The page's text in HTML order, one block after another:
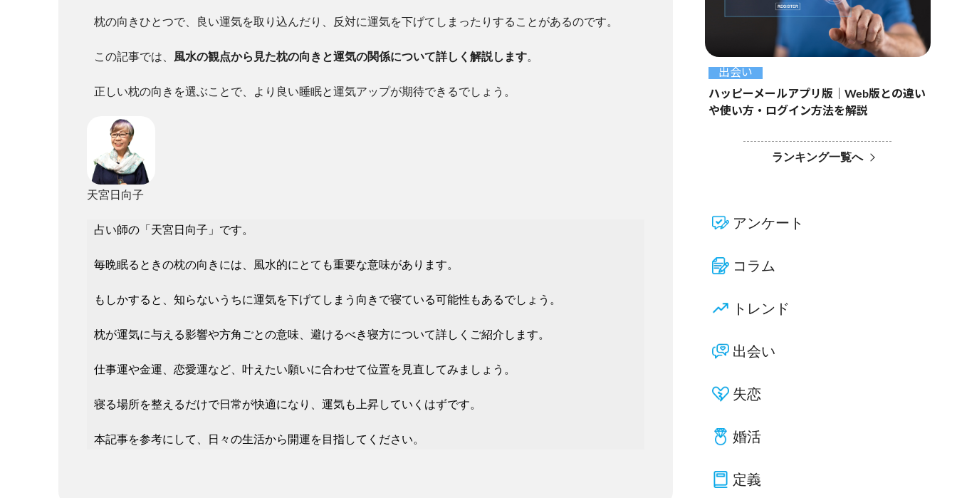
枕の向きひとつで、良い運気を取り込んだり、反対に運気を下げてしまったりすることがあるのです。
この記事では、 風水の観点から見た枕の向きと運気の関係について詳しく解説します。
正しい枕の向きを選ぶことで、より良い睡眠と運気アップが期待できるでしょう。
天宮日向子
占い師の「天宮日向子」です。
毎晩眠るときの枕の向きには、風水的にとても重要な意味があります。
もしかすると、知らないうちに運気を下げてしまう向きで寝ている可能性もあるでしょう。
枕が運気に与える影響や方角ごとの意味、避けるべき寝方について詳しくご紹介します。
仕事運や金運、恋愛運など、叶えたい願いに合わせて位置を見直してみましょう。
寝る場所を整えるだけで日常が快適になり、運気も上昇していくはずです。
本記事を参考にして、日々の生活から開運を目指してください。
出会い
ハッピーメールアプリ版｜Web版との違い
や使い方・ログイン方法を解説
ランキング一覧へ
アンケート
コラム
トレンド
出会い
失恋
婚活
定義